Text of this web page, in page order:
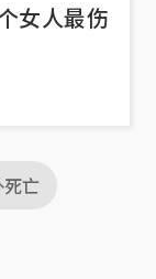
女人最伤
亡